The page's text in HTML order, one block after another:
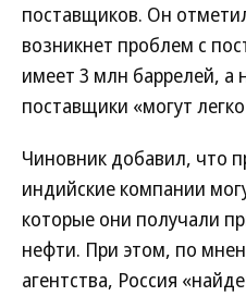
поставщиков. Он
возникнет проблем с
имеет 3 млн баррелей,
поставщики «могут
Чиновник добавил, что
индийские компании
которые они получали
нефти. При этом, по
агентства, Россия